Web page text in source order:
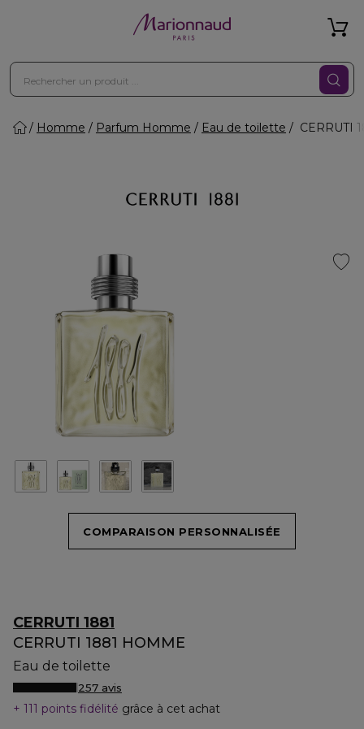
Homme Parfum Homme Eau de toilette CERRUTI
COMPARAISON PERSONNALISÉE
CERRUTI 1881
CERRUTI 1881 HOMME
Eau de toilette
257 avis
111 points fidélité grâce à cet achat